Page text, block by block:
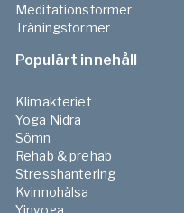
Meditationsformer
Träningsformer
Populärt innehåll
Klimakteriet
Yoga Nidra
Sömn
Rehab & prehab
Stresshantering
Kvinnohälsa
Yinyoga